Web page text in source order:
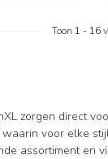
Toon 1 - 16
zorgen direct
voor elke
assortiment en